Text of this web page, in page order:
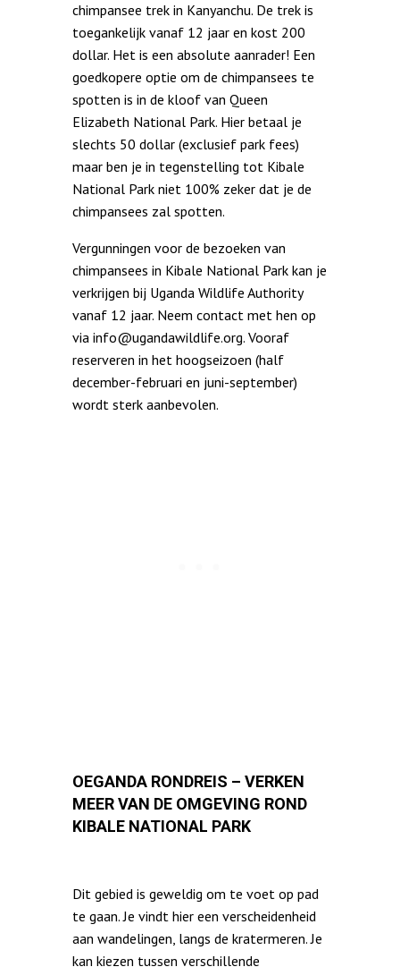
chimpansee trek in Kanyanchu. De trek is
toegankelijk vanaf 12 jaar en kost 200
dollar. Het is een absolute aanrader! Een
goedkopere optie om de chimpansees te
spotten is in de kloof van Queen
Elizabeth National Park. Hier betaal je
slechts 50 dollar (exclusief park fees)
maar ben je in tegenstelling tot Kibale
National Park niet 100% zeker dat je de
chimpansees zal spotten.
Vergunningen voor de bezoeken van
chimpansees in Kibale National Park kan je
verkrijgen bij Uganda Wildlife Authority
vanaf 12 jaar. Neem contact met hen op
via info@ugandawildlife.org. Vooraf
reserveren in het hoogseizoen (half
december-februari en juni-september)
wordt sterk aanbevolen.
OEGANDA RONDREIS – VERKEN
MEER VAN DE OMGEVING ROND
KIBALE NATIONAL PARK
Dit gebied is geweldig om te voet op pad
te gaan. Je vindt hier een verscheidenheid
aan wandelingen, langs de kratermeren. Je
kan kiezen tussen verschillende